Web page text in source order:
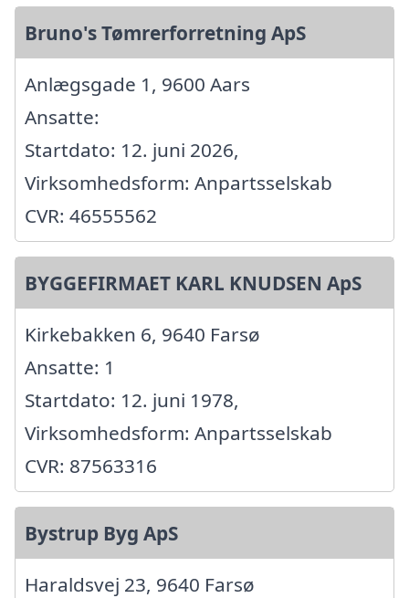
Bruno's Tømrerforretning ApS
Anlægsgade 1, 9600 Aars
Ansatte:
Startdato: 12. juni 2026,
Virksomhedsform: Anpartsselskab
CVR: 46555562
BYGGEFIRMAET KARL KNUDSEN ApS
Kirkebakken 6, 9640 Farsø
Ansatte: 1
Startdato: 12. juni 1978,
Virksomhedsform: Anpartsselskab
CVR: 87563316
Bystrup Byg ApS
Haraldsvej 23, 9640 Farsø